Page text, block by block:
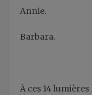
Annie.
Barbara.
À ces 14